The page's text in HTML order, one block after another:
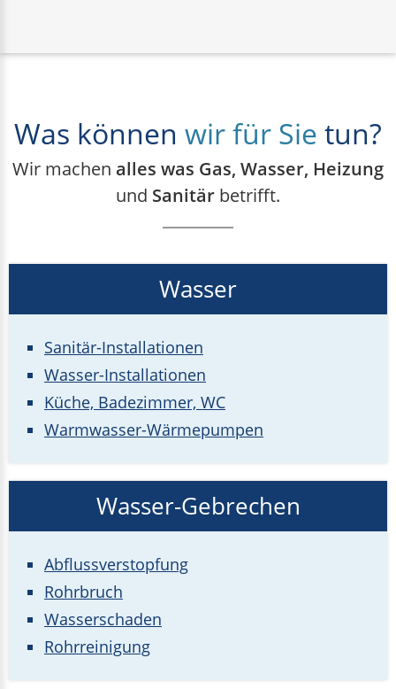
Was können wir für Sie tun?
Wir machen alles was Gas, Wasser, Heizung
und Sanitär betrifft.
Wasser
Sanitär-Installationen
Wasser-Installationen
Küche, Badezimmer, WC
Warmwasser-Wärmepumpen
Wasser-Gebrechen
Abflussverstopfung
Rohrbruch
Wasserschaden
Rohrreinigung